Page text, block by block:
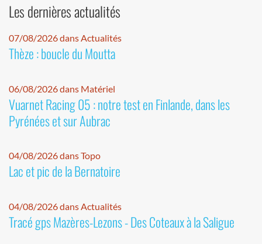
Les dernières actualités
07/08/2026 dans Actualités
Thèze : boucle du Moutta
06/08/2026 dans Matériel
Vuarnet Racing 05 : notre test en Finlande, dans les
Pyrénées et sur Aubrac
04/08/2026 dans Topo
Lac et pic de la Bernatoire
04/08/2026 dans Actualités
Tracé gps Mazères-Lezons - Des Coteaux à la Saligue